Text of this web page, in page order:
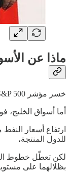
ماذا عن
خسر مؤشر S&P 500 نحو
أما أسواق
ارتفاع أسعار
للدول المنتجة،
لكن تعطّل خطوط
بظلالهما على